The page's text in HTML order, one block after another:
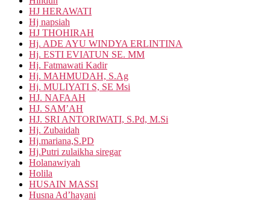
HJ HERAWATI
Hj napsiah
HJ THOHIRAH
Hj. ADE AYU WINDYA ERLINTINA
Hj. ESTI EVIATUN SE. MM
Hj. Fatmawati Kadir
Hj. MAHMUDAH, S.Ag
Hj. MULIYATI S, SE Msi
HJ. NAFAAH
HJ. SAM’AH
HJ. SRI ANTORIWATI, S.Pd, M.Si
Hj. Zubaidah
Hj.mariana,S.PD
Hj.Putri zulaikha siregar
Holanawiyah
Holila
HUSAIN MASSI
Husna Ad’hayani